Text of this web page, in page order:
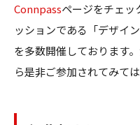
Connpassページをチェッ
ッションである「デザイ
を多数開催しております
ら是非ご参加されてみて